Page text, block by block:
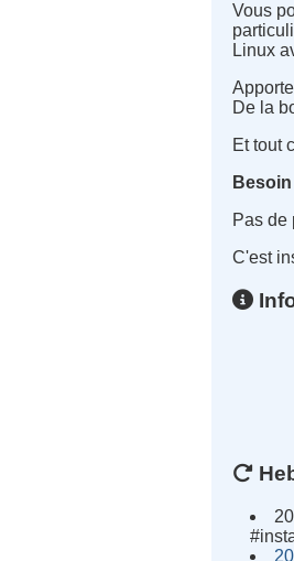
Vous
Linux
De la
Et tout
Pas de
C'est